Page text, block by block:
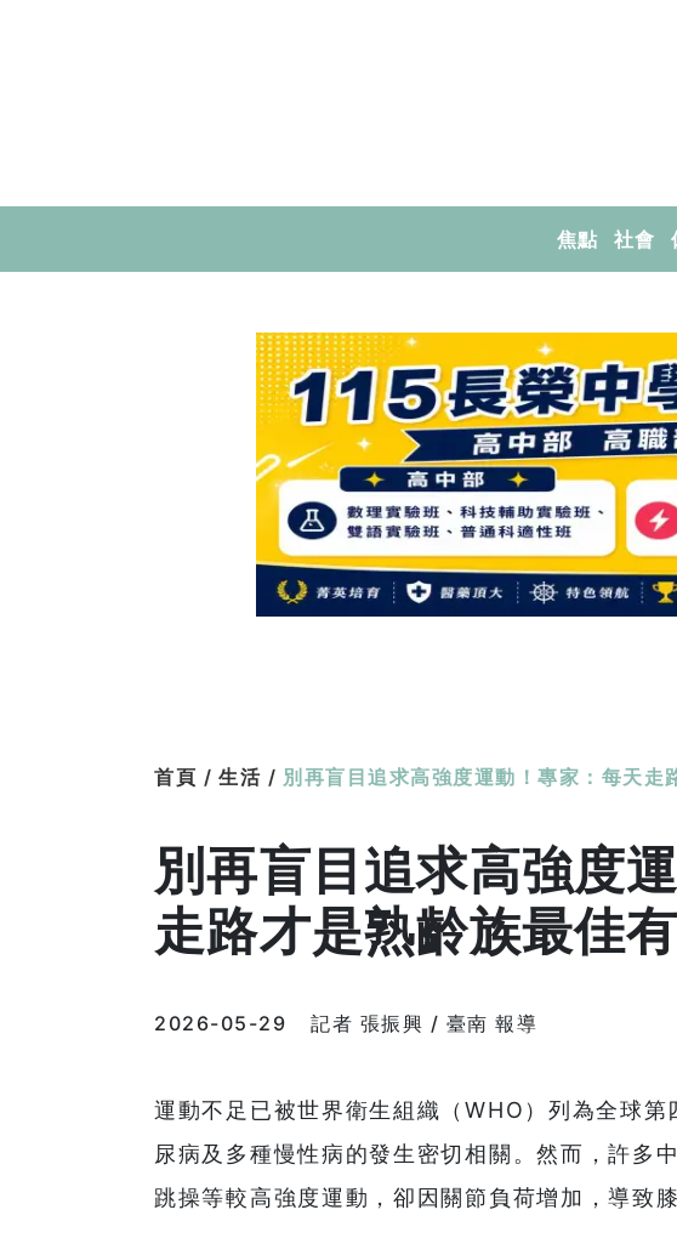
焦點 社會
首頁 / 生活 / 別再盲目追求高強度運動！專家：每天走
別再盲目追求高強度
走路才是熟齡族最佳
2026-05-29 記者 張振興 / 臺南 報導
運動不足已被世界衛生組織（WHO）列為全球
尿病及多種慢性病的發生密切相關。然而，許多
跳操等較高強度運動，卻因關節負荷增加，導致